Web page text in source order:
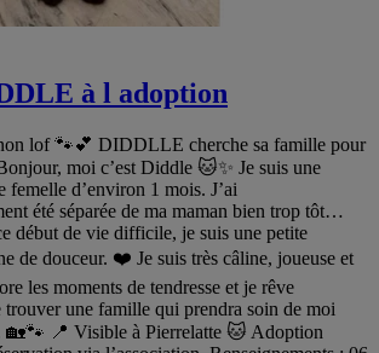
à l adoption
lof 🐾💕 DIDDLLE cherche sa famille pour
moi c’est Diddle 🐱✨ Je suis une
femelle d’environ 1 mois. J’ai
été séparée de ma maman bien trop tôt…
début de vie difficile, je suis une petite
de douceur. ❤️ Je suis très câline, joueuse et
les moments de tendresse et je rêve
trouver une famille qui prendra soin de moi
🏡🐾 📍 Visible à Pierrelatte 🐱 Adoption